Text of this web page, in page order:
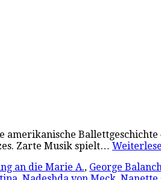
amerikanische Ballettgeschichte
Zarte Musik spielt…
an die Marie A., George